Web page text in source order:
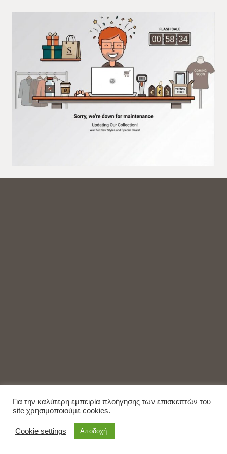
Για την καλύτερη εμπειρία πλοήγησης των επισκεπτών του
site χρησιμοποιούμε cookies.
Cookie settings Αποδοχή.